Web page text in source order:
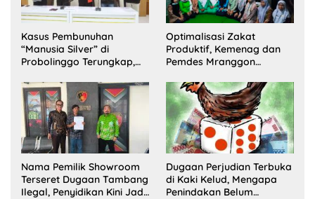
Kasus Pembunuhan
“Manusia Silver” di
Probolinggo Terungkap,
Satu Buron
Optimalisasi Zakat
Produktif, Kemenag dan
Pemdes Mranggon
Pelaksana Kampung
Zakat
Nama Pemilik Showroom
Terseret Dugaan Tambang
Ilegal, Penyidikan Kini Jadi
Dugaan Perjudian Terbuka
di Kaki Kelud, Mengapa
Penindakan Belum